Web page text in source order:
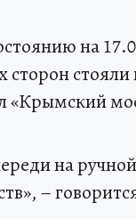
на
сторон
«Крымский
на
–